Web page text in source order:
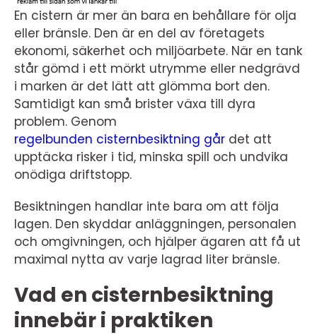
En cistern är mer än bara en behållare för olja
eller bränsle. Den är en del av företagets
ekonomi, säkerhet och miljöarbete. När en tank
står gömd i ett mörkt utrymme eller nedgrävd
i marken är det lätt att glömma bort den.
Samtidigt kan små brister växa till dyra
problem. Genom
regelbunden cisternbesiktning går det att
upptäcka risker i tid, minska spill och undvika
onödiga driftstopp.
Besiktningen handlar inte bara om att följa
lagen. Den skyddar anläggningen, personalen
och omgivningen, och hjälper ägaren att få ut
maximal nytta av varje lagrad liter bränsle.
Vad en cisternbesiktning
innebär i praktiken